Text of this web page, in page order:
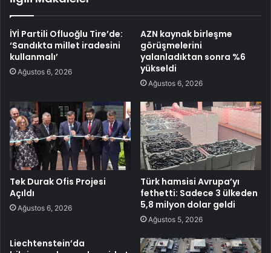
İYİ Partili Ofluoğlu Tire’de:
‘Sandıkta millet iradesini
kullanmalı’
Ağustos 6, 2026
AZN kaynak birleşme
görüşmelerini
yalanladıktan sonra %6
yükseldi
Ağustos 6, 2026
Tek Durak Ofis Projesi
Açıldı
Ağustos 6, 2026
Türk hamsisi Avrupa’yı
fethetti: Sadece 3 ülkeden
5,8 milyon dolar geldi
Ağustos 5, 2026
Liechtenstein’da